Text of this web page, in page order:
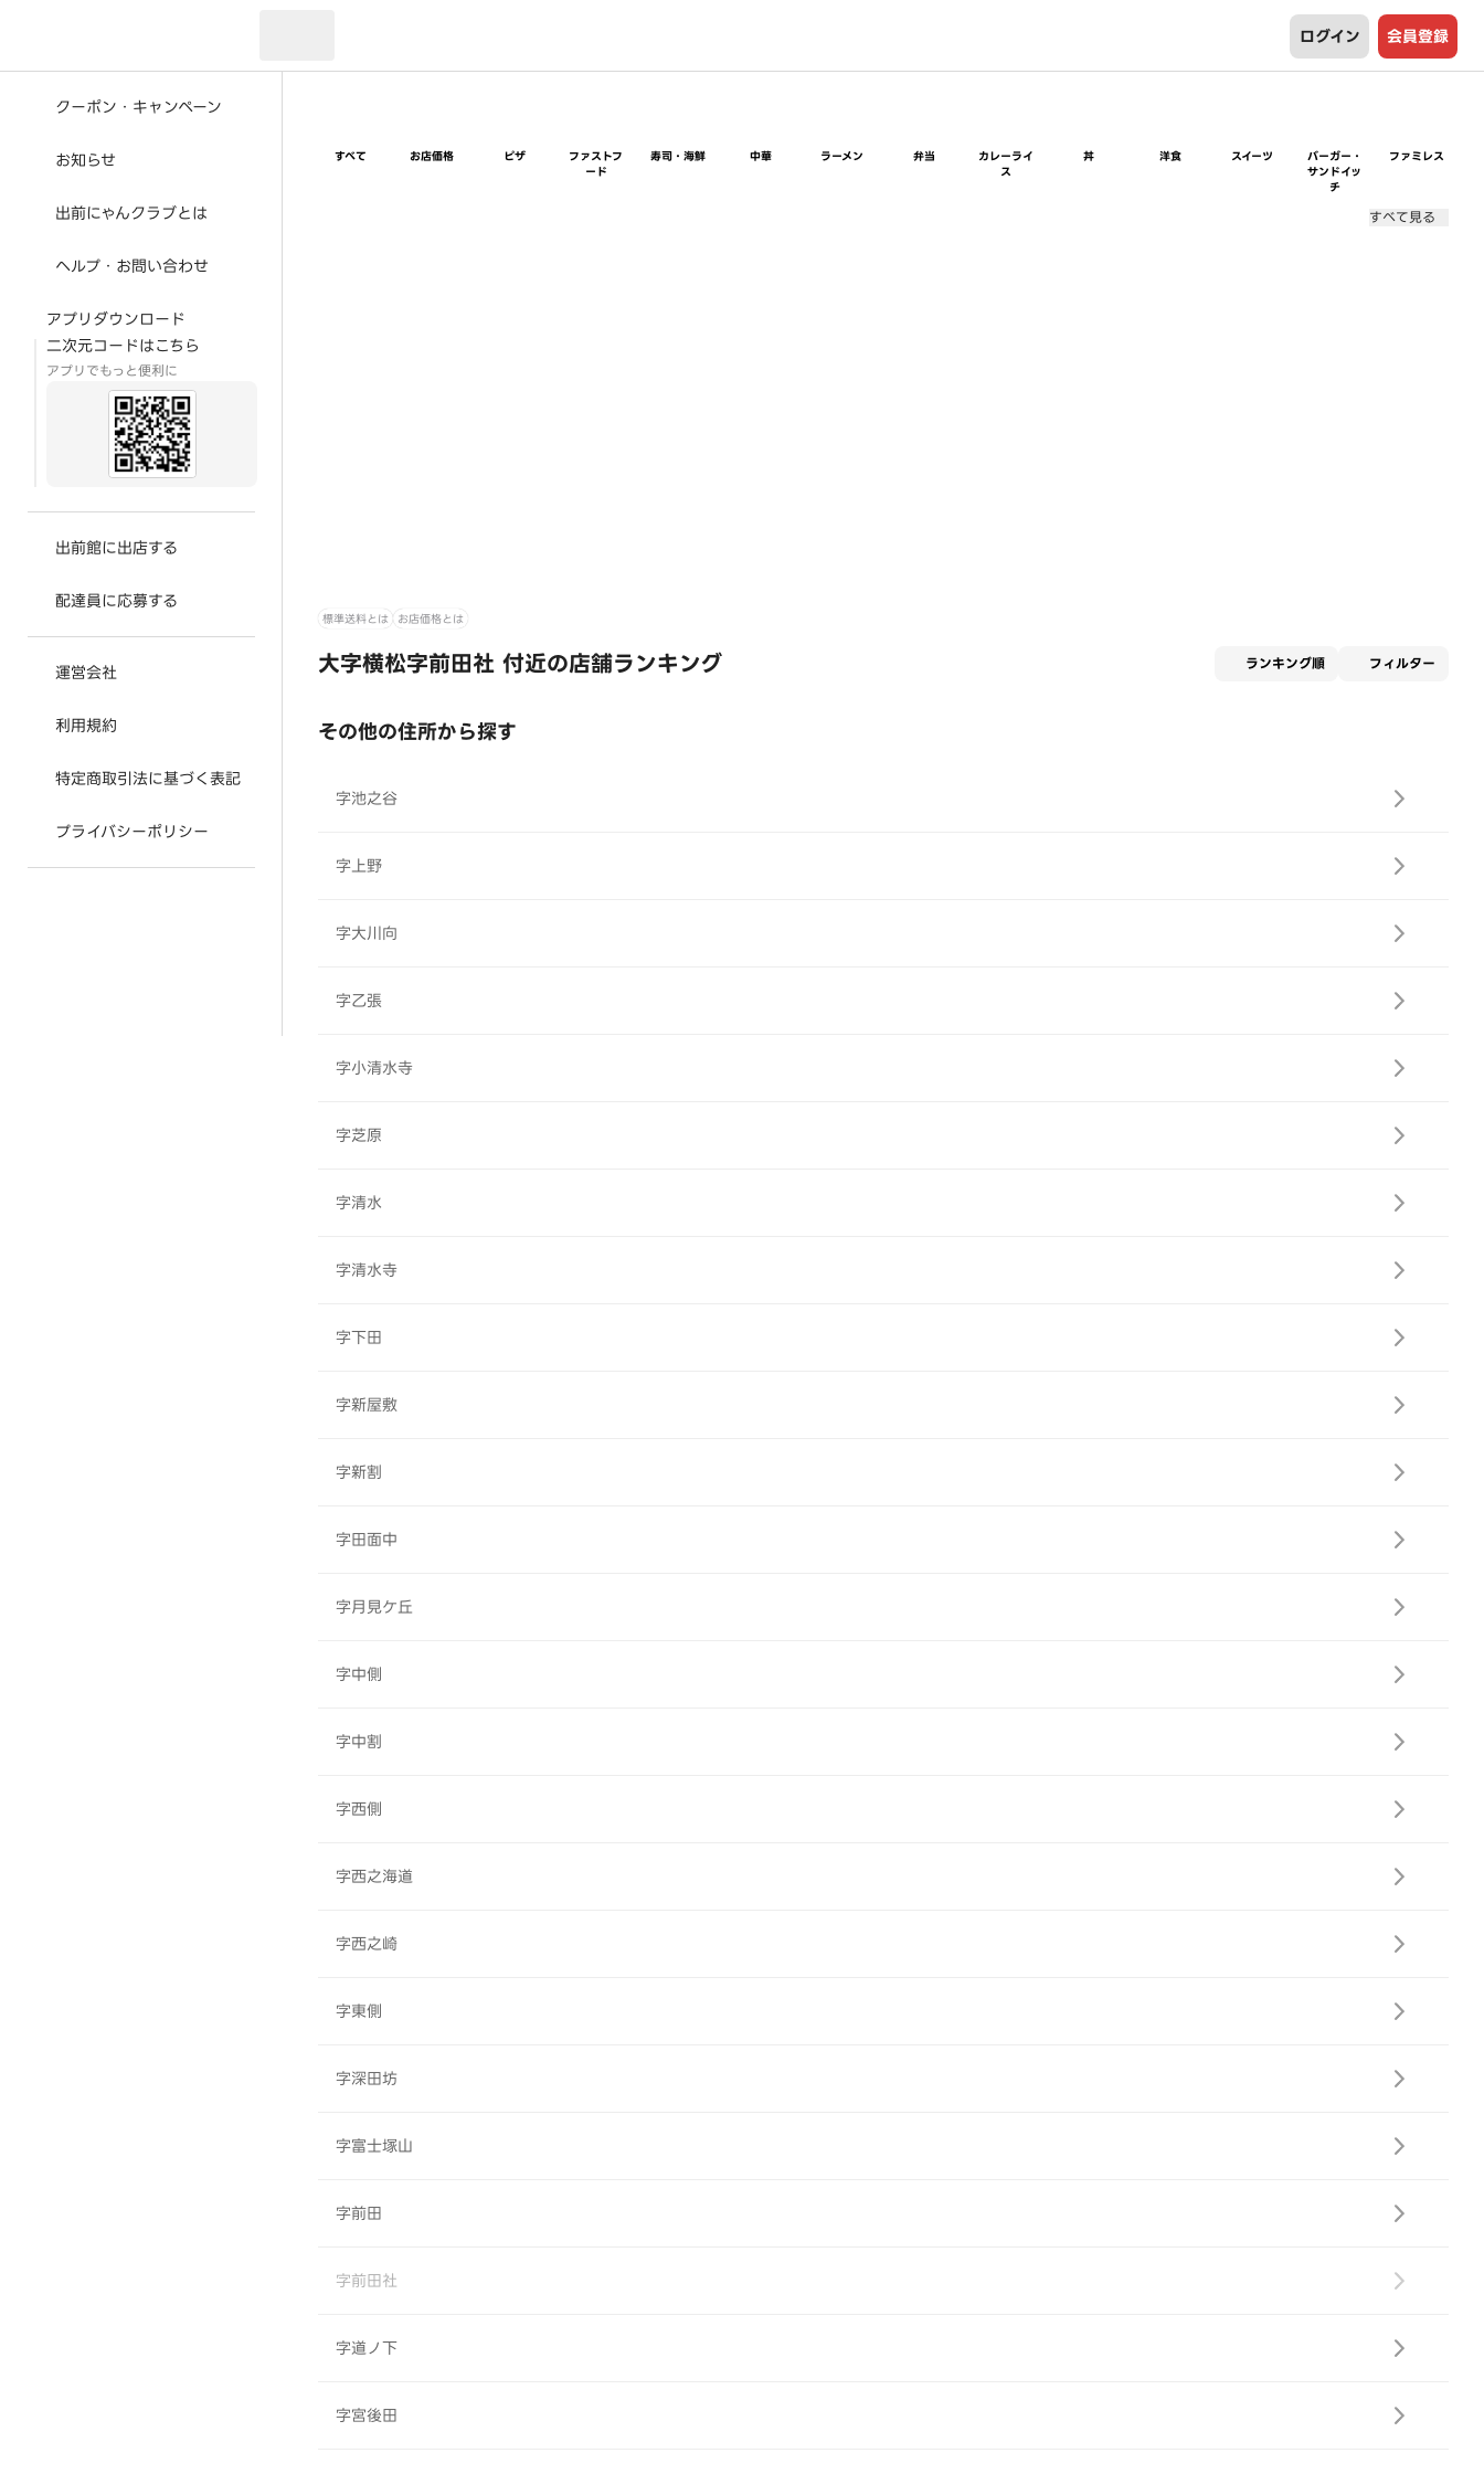
ログイン 会員登録
クーポン・キャンペーン
お知らせ
出前にゃんクラブとは
ヘルプ・お問い合わせ
アプリダウンロード
二次元コードはこちら
アプリでもっと便利に
出前館に出店する
配達員に応募する
運営会社
利用規約
特定商取引法に基づく表記
プライバシーポリシー
すべて お店価格 ピザ
ファストフ
ード
寿司・海鮮 中華 ラーメン 弁当
カレーライ
ス
丼 洋食 スイーツ
バーガー・
サンドイッ
チ
ファミレス
すべて見る
標準送料とは お店価格とは
大字横松字前田社 付近の店舗ランキング ランキング順 フィルター
その他の住所から探す
字池之谷
字上野
字大川向
字乙張
字小清水寺
字芝原
字清水
字清水寺
字下田
字新屋敷
字新割
字田面中
字月見ケ丘
字中側
字中割
字西側
字西之海道
字西之崎
字東側
字深田坊
字富士塚山
字前田
字前田社
字道ノ下
字宮後田